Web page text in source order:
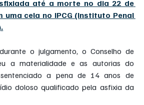
até a morte no dia 22 de
uma cela no IPCG (Instituto Penal
o julgamento, o Conselho de
a materialidade e as autorias do
a pena de 14 anos de
doloso qualificado pela asfixia da